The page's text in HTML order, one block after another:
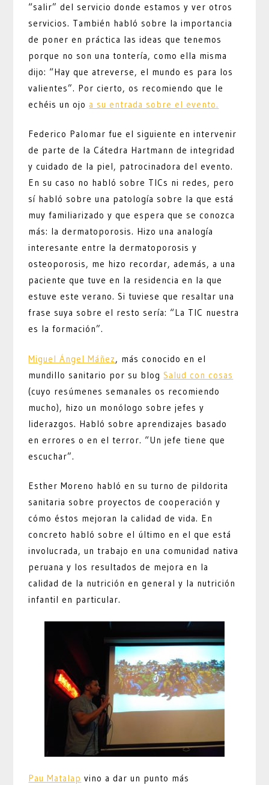
“salir” del servicio donde estamos y ver otros
servicios. También habló sobre la importancia
de poner en práctica las ideas que tenemos
porque no son una tontería, como ella misma
dijo: “Hay que atreverse, el mundo es para los
valientes”. Por cierto, os recomiendo que le
echéis un ojoa su entrada sobre el evento.
Federico Palomar fue el siguiente en intervenir
de parte de la Cátedra Hartmann de integridad
y cuidado de la piel, patrocinadora del evento.
En su caso no habló sobre TICs ni redes, pero
sí habló sobre una patología sobre la que está
muy familiarizado y que espera que se conozca
más: la dermatoporosis. Hizo una analogía
interesante entre la dermatoporosis y
osteoporosis, me hizo recordar, además, a una
paciente que tuve en la residencia en la que
estuve este verano. Si tuviese que resaltar una
frase suya sobre el resto sería: “La TIC nuestra
es la formación”.
Miguel Ángel Máñez, más conocido en el
mundillo sanitario por su blogSalud con cosas
(cuyo resúmenes semanales os recomiendo
mucho), hizo un monólogo sobre jefes y
liderazgos. Habló sobre aprendizajes basado
en errores o en el terror. “Un jefe tiene que
escuchar”.
Esther Moreno habló en su turno de pildorita
sanitaria sobre proyectos de cooperación y
cómo éstos mejoran la calidad de vida. En
concreto habló sobre el último en el que está
involucrada, un trabajo en una comunidad nativa
peruana y los resultados de mejora en la
calidad de la nutrición en general y la nutrición
infantil en particular.
Pau Matalap vino a dar un punto más